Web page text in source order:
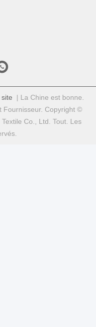
| La Chine est bonne.
Fournisseur. Copyright ©
Co., Ltd. Tout. Les